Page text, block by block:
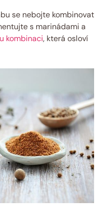
se nebojte kombinovat
s marinádami a
kombinaci, která osloví